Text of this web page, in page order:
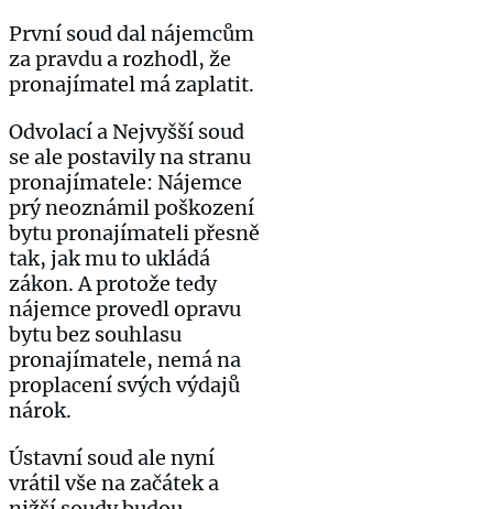
První soud dal nájemcům
za pravdu a rozhodl, že
pronajímatel má zaplatit.
Odvolací a Nejvyšší soud
se ale postavily na stranu
pronajímatele: Nájemce
prý neoznámil poškození
bytu pronajímateli přesně
tak, jak mu to ukládá
zákon. A protože tedy
nájemce provedl opravu
bytu bez souhlasu
pronajímatele, nemá na
proplacení svých výdajů
nárok.
Ústavní soud ale nyní
vrátil vše na začátek a